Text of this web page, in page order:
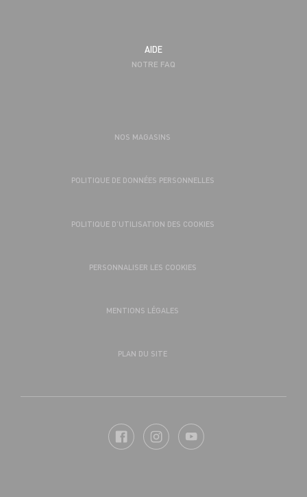
AIDE
NOTRE FAQ
NOS MAGASINS
POLITIQUE DE DONNÉES PERSONNELLES
POLITIQUE D’UTILISATION DES COOKIES
PERSONNALISER LES COOKIES
MENTIONS LÉGALES
PLAN DU SITE